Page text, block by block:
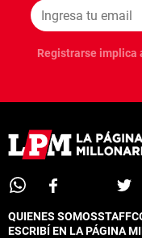
Registrarse implica
QUIENES SOMOSSTAFF
ESCRIBÍ EN LA PÁGINA